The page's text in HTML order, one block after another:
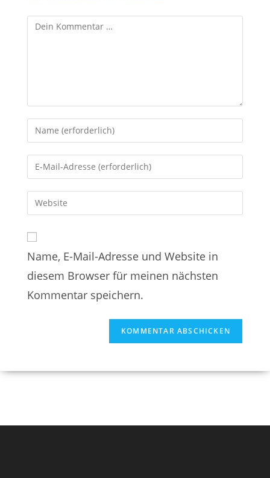
Name, E-Mail-Adresse und Website in
diesem Browser für meinen nächsten
Kommentar speichern.